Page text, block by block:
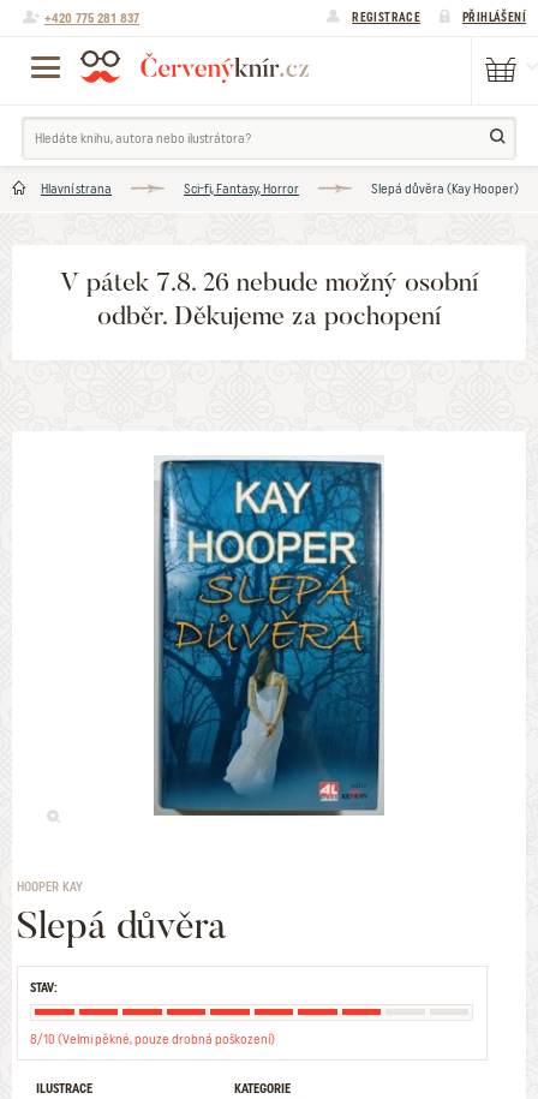
+420 775 281 837 REGISTRACE PŘIHLÁŠENÍ
Hlavní strana Sci-fi, Fantasy, Horror Slepá důvěra (Kay Hooper)
V pátek 7.8. 26 nebude možný osobní
odběr. Děkujeme za pochopení
HOOPER KAY
Slepá důvěra
STAV:
8/10 (Velmi pěkné, pouze drobná poškození)
ILUSTRACE
KATEGORIE